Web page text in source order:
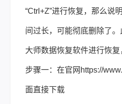
“Ctrl+Z”进行恢复，那么说
间过长，可能彻底删除了
大师数据恢复软件进行恢复
步骤一：在官网https://
面直接下载